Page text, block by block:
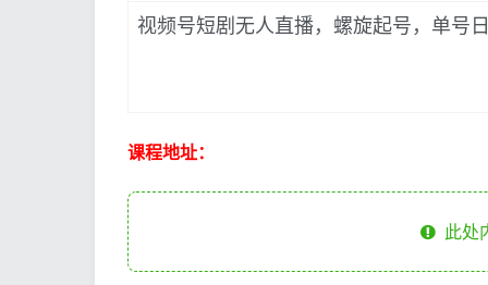
视频号短剧无人直播，螺旋起号，单号
课程地址：
此处